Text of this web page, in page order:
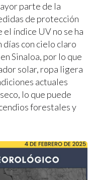
parte de la
de protección
índice UV no se ha
con cielo claro
Sinaloa, por lo que
solar, ropa ligera
actuales
lo que puede
forestales y